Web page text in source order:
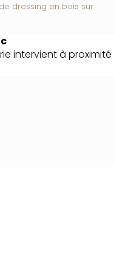
dressing en bois sur
intervient à proximité